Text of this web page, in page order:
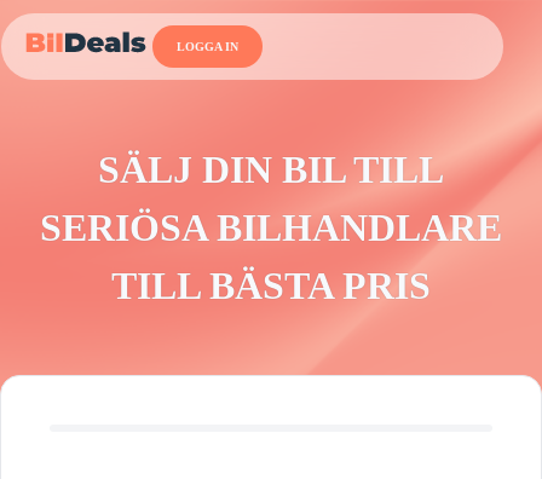
LOGGA IN
SÄLJ DIN BIL TILL
SERIÖSA BILHANDLARE
TILL BÄSTA PRIS​